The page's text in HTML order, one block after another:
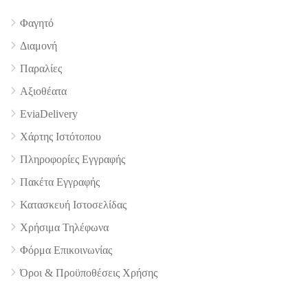
4.9
Φαγητό
Διαμονή
Παραλίες
Αξιοθέατα
EviaDelivery
Χάρτης Ιστότοπου
Πληροφορίες Εγγραφής
Πακέτα Εγγραφής
Κατασκευή Ιστοσελίδας
Χρήσιμα Τηλέφωνα
Φόρμα Επικοινωνίας
Όροι & Προϋποθέσεις Xρήσης